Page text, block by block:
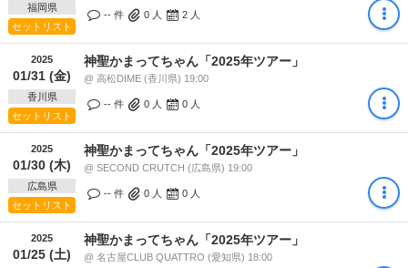
福岡県
セットリスト
-- 件 0 人 2 人
2025
01/31 (金)
香川県
セットリスト
神聖かまってちゃん「2025年ツアー」
@ 高松DIME (香川県) 19:00
-- 件 0 人 0 人
2025
01/30 (木)
広島県
セットリスト
神聖かまってちゃん「2025年ツアー」
@ SECOND CRUTCH (広島県) 19:00
-- 件 0 人 0 人
2025
01/25 (土)
神聖かまってちゃん「2025年ツアー」
@ 名古屋CLUB QUATTRO (愛知県) 18:00